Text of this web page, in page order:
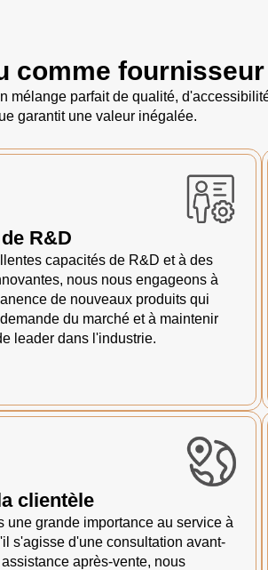
comme
parfait de qualité,
garantit une valeur inégalée.
R&D
capacités de R&D et à des
nous nous engageons à
de nouveaux produits qui
du marché et à maintenir
leader dans l'industrie.
clientèle
une grande importance au service à
s'agisse d'une consultation avant-
après-vente, nous